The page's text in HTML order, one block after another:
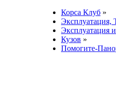
Корса Клуб »
Эксплуатация,
Эксплуатация
Кузов »
Помогите-